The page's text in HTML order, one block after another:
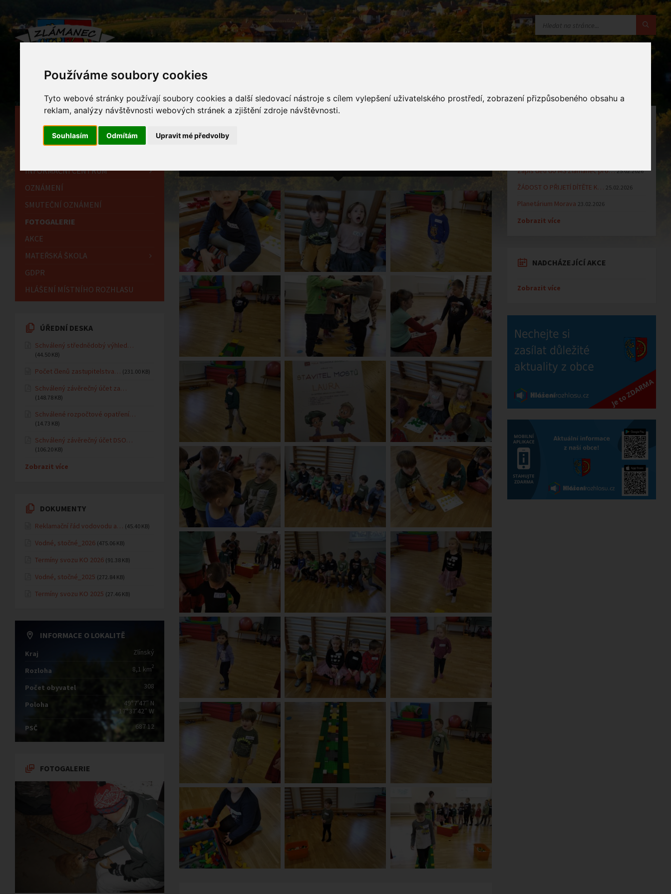
Používáme soubory cookies
Tyto webové stránky používají soubory cookies a další sledovací nástroje s cílem vylepšení uživatelského prostředí, zobrazení přizpůsobeného obsahu a
reklam, analýzy návštěvnosti webových stránek a zjištění zdroje návštěvnosti.
Souhlasím Odmítám Upravit mé předvolby
OBECNÍ ÚŘAD
INFORMAČNÍ CENTRUM
OZNÁMENÍ
SMUTEČNÍ OZNÁMENÍ
FOTOGALERIE
AKCE
MATEŘSKÁ ŠKOLA
GDPR
HLÁŠENÍ MÍSTNÍHO ROZHLASU
ÚŘEDNÍ DESKA
Schválený střednědobý výhled…
(44.50 KB)
Počet členů zastupitelstva… (231.00 KB)
Schválený závěrečný účet za…
(148.78 KB)
Schválené rozpočtové opatření…
(14.73 KB)
Schválený závěrečný účet DSO…
(106.20 KB)
Zobrazit více
DOKUMENTY
Reklamační řád vodovodu a… (45.40 KB)
Vodné, stočné_2026 (475.06 KB)
Termíny svozu KO 2026 (91.38 KB)
Vodné, stočné_2025 (272.84 KB)
Termíny svozu KO 2025 (27.46 KB)
INFORMACE O LOKALITĚ
Kraj Zlínský
Rozloha 8,1 km2
Počet obyvatel 308
Poloha
49°7′47″ N
17°37′42″ W
PSČ
687 12
FOTOGALERIE
Zápis dětí do MŠ Zlámanec pro… 25.02.2026
ŽÁDOST O PŘIJETÍ DÍTĚTE K… 25.02.2026
Planetárium Morava 23.02.2026
Zobrazit více
NADCHÁZEJÍCÍ AKCE
Zobrazit více